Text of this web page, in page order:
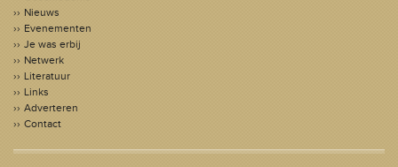
Nieuws
Evenementen
Je was erbij
Netwerk
Literatuur
Links
Adverteren
Contact